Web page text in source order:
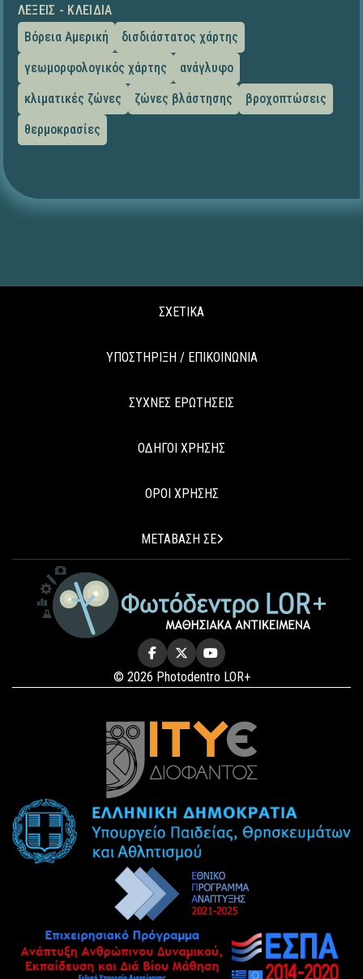
ΛΈΞΕΙΣ - ΚΛΕΙΔΙΆ
Βόρεια Αμερική
δισδιάστατος χάρτης
γεωμορφολογικός χάρτης
ανάγλυφο
κλιματικές ζώνες
ζώνες βλάστησης
βροχοπτώσεις
θερμοκρασίες
ΣΧΕΤΙΚΑ
ΥΠΟΣΤΗΡΙΞΗ / ΕΠΙΚΟΙΝΩΝΙΑ
ΣΥΧΝΕΣ ΕΡΩΤΗΣΕΙΣ
ΟΔΗΓΟΙ ΧΡΗΣΗΣ
ΟΡΟΙ ΧΡΗΣΗΣ
ΜΕΤΑΒΑΣΗ ΣΕ
© 2026 Photodentro LOR+